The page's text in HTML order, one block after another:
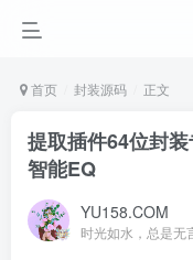
首页 封装源码 正文
提取插件64位封
智能EQ
YU158.COM